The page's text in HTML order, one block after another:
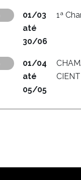
01/03
até
30/06
1ª
01/04
até
05/05